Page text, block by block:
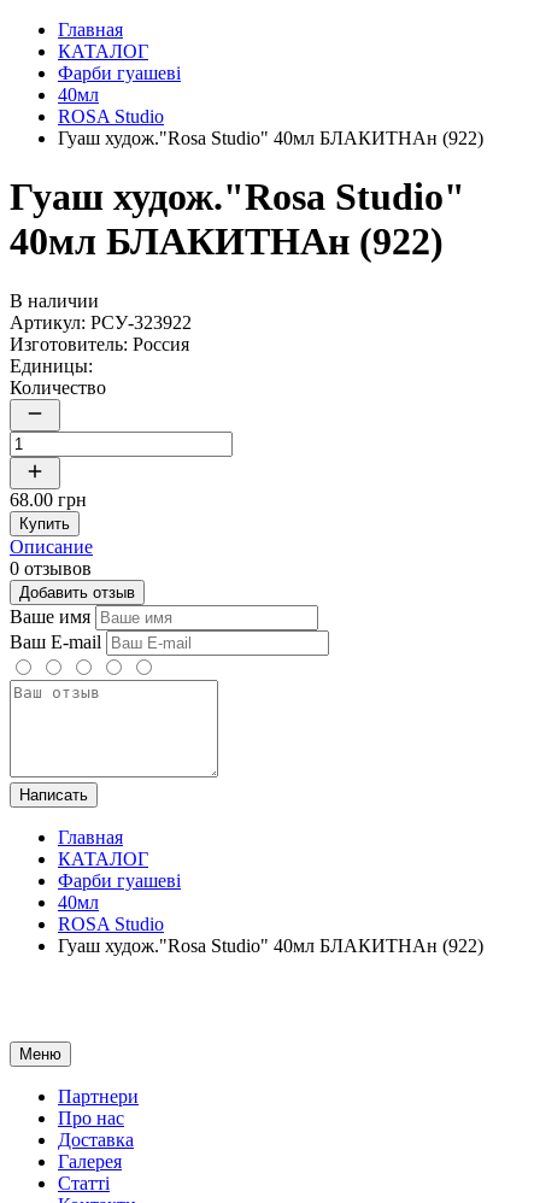
Главная
КАТАЛОГ
Фарби гуашеві
40мл
ROSA Studio
Гуаш худож."Rosa Studio" 40мл БЛАКИТНАн (922)
Гуаш худож."Rosa Studio"
40мл БЛАКИТНАн (922)
В наличии
Артикул: РСУ-323922
Изготовитель: Россия
Единицы:
Количество
68.00 грн
Купить
Описание
0 отзывов
Добавить отзыв
Ваше имя
Ваш E-mail
Написать
Главная
КАТАЛОГ
Фарби гуашеві
40мл
ROSA Studio
Гуаш худож."Rosa Studio" 40мл БЛАКИТНАн (922)
Меню
Партнери
Про нас
Доставка
Галерея
Статтi